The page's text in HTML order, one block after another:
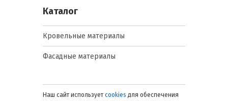
Каталог
Кровельные материалы
Фасадные материалы
Наш сайт использует cookies для обеспечения